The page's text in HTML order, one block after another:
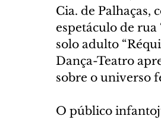
Cia. de Palhaças,
espetáculo de
solo adulto
Dança-Teatro
sobre o universo
O público